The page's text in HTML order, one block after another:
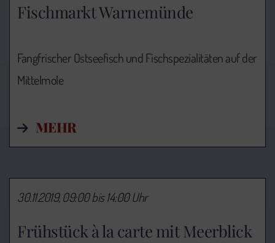
Fischmarkt Warnemünde
Fangfrischer Ostseefisch und Fischspezialitäten auf der
Mittelmole
MEHR
Frühstück à la carte mit Meerblick
30.11.2019, 09:00 bis 14:00 Uhr